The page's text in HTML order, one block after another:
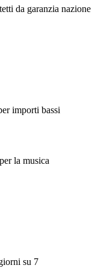
da garanzia nazione
importi bassi
la musica
su 7